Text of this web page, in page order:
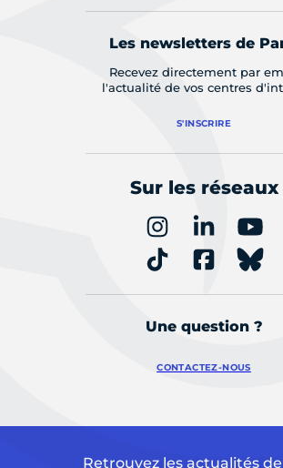
Les newsletters de
Recevez directement par
l'actualité de vos centres
S'INSCRIRE
Sur les réseaux
Une question ?
CONTACTEZ-NOUS
Retrouvez les actualités